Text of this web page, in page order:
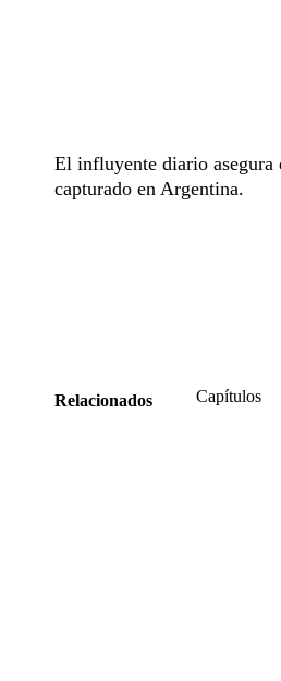
El influyente diario asegura
capturado en Argentina.
Relacionados Capítulos